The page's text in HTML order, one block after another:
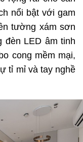
nổi bật với gam
tường xám sơn
đèn LED âm tinh
cong mềm mại,
tỉ mỉ và tay nghề